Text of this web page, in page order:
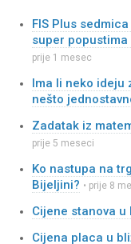
FIS Plus
super
prije 1 mesec
Ima li neko ideju
nešto
Zadatak iz
prije 5 meseci
Ko nastupa na
Bijeljini? • prije 8
Cijene stanova u
Cijena placa u